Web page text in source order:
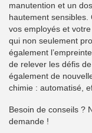
manutention et un
hautement
vos employés et
qui non seulement
également
de relever les défis
également de
chimie : automatisé,
Besoin de conseils ?
demande !